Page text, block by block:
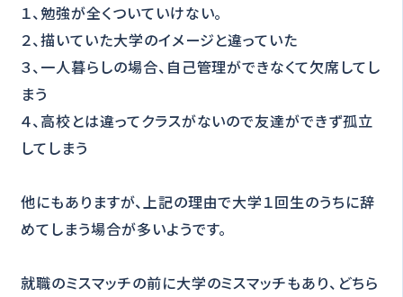
１、勉強が全くついていけない。
２、描いていた大学のイメージと違っていた
３、一人暮らしの場合、自己管理ができなくて欠席してし
まう
４、高校とは違ってクラスがないので友達ができず孤立
してしまう
他にもありますが、上記の理由で大学１回生のうちに辞
めてしまう場合が多いようです。
就職のミスマッチの前に大学のミスマッチもあり、どちら